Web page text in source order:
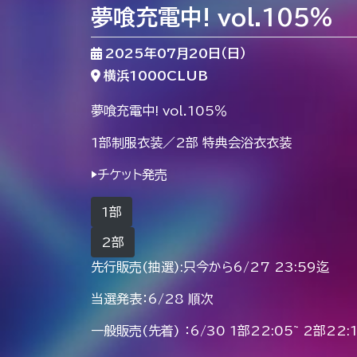
夢喰充電中! vol.105％
2025年07月20日（日）
横浜1000CLUB
夢喰充電中! vol.105％
1部制服衣装／2部 特典会浴衣衣装
▶︎チケット発売
1部
2部
先行販売(抽選):只今から6/27 23:59迄
当選発表：6/28 順次
一般販売(先着) ：6/30 1部22:05~ 2部